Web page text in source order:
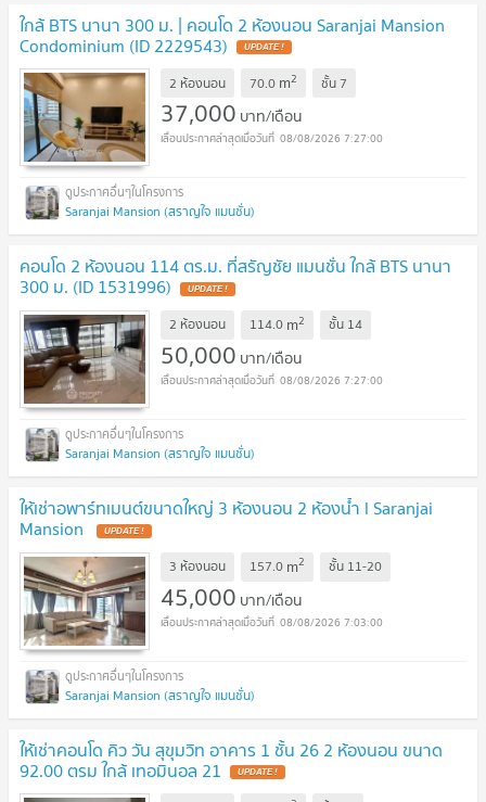
ใกล้ BTS นานา 300 ม. | คอนโด 2 ห้องนอน Saranjai Mansion
Condominium (ID 2229543)
2 ห้องนอน 70.0 m2 ชั้น 7
37,000 บาท/เดือน
08/08/2026 7:27:00
Saranjai Mansion (สราญใจ แมนชั่น)
คอนโด 2 ห้องนอน 114 ตร.ม. ที่สรัญชัย แมนชั่น ใกล้ BTS นานา
300 ม. (ID 1531996)
2 ห้องนอน 114.0 m2 ชั้น 14
50,000 บาท/เดือน
08/08/2026 7:27:00
Saranjai Mansion (สราญใจ แมนชั่น)
ให้เช่าอพาร์ทเมนต์ขนาดใหญ่ 3 ห้องนอน 2 ห้องน้ำ l Saranjai
Mansion
3 ห้องนอน 157.0 m2 ชั้น 11-20
45,000 บาท/เดือน
08/08/2026 7:03:00
Saranjai Mansion (สราญใจ แมนชั่น)
ให้เช่าคอนโด คิว วัน สุขุมวิท อาคาร 1 ชั้น 26 2 ห้องนอน ขนาด
92.00 ตรม ใกล้ เทอมินอล 21